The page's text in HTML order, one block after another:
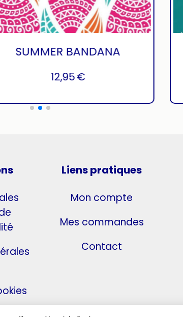
BANDANA ROUGE
€
Liens pratiques
Mon compte
Mes commandes
Contact